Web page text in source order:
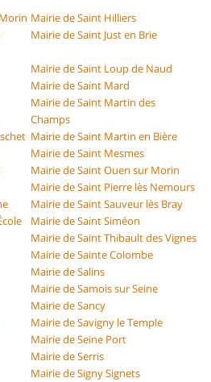
Mairie de Saint Hilliers
Mairie de Saint Just en Brie
Mairie de Saint Loup de Naud
Mairie de Saint Mard
Mairie de Saint Martin des
Champs
Mairie de Saint Martin en Bière
Mairie de Saint Mesmes
Mairie de Saint Ouen sur Morin
Mairie de Saint Pierre lès Nemours
Mairie de Saint Sauveur lès Bray
Mairie de Saint Siméon
Mairie de Saint Thibault des Vignes
Mairie de Sainte Colombe
Mairie de Salins
Mairie de Samois sur Seine
Mairie de Sancy
Mairie de Savigny le Temple
Mairie de Seine Port
Mairie de Serris
Mairie de Signy Signets